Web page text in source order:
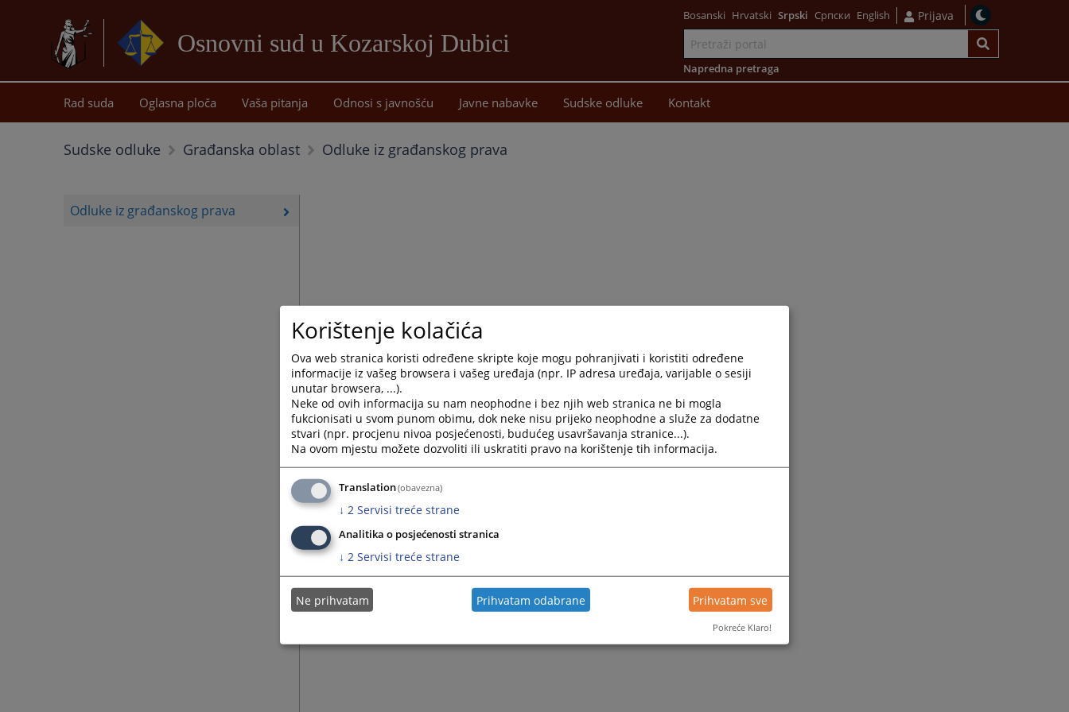
Osnovni sud u Kozarskoj Dubici
sadržaj
Bosanski Hrvatski Srpski Српски English Prijava
Napredna pretraga
Rad suda Oglasna ploča Vaša pitanja Odnosi s javnošću Javne nabavke Sudske odluke Kontakt
Sudske odluke Građanska oblast Odluke iz građanskog prava
Odluke iz građanskog prava
Korištenje kolačića
Ova web stranica koristi određene skripte koje mogu pohranjivati i koristiti određene
informacije iz vašeg browsera i vašeg uređaja (npr. IP adresa uređaja, varijable o sesiji
unutar browsera, ...).
Neke od ovih informacija su nam neophodne i bez njih web stranica ne bi mogla
fukcionisati u svom punom obimu, dok neke nisu prijeko neophodne a služe za dodatne
stvari (npr. procjenu nivoa posjećenosti, budućeg usavršavanja stranice...).
Na ovom mjestu možete dozvoliti ili uskratiti pravo na korištenje tih informacija.
Translation(obavezna)
↓ 2 Servisi treće strane
Analitika o posjećenosti stranica
↓ 2 Servisi treće strane
Ne prihvatam Prihvatam odabrane Prihvatam sve
Pokreće Klaro!